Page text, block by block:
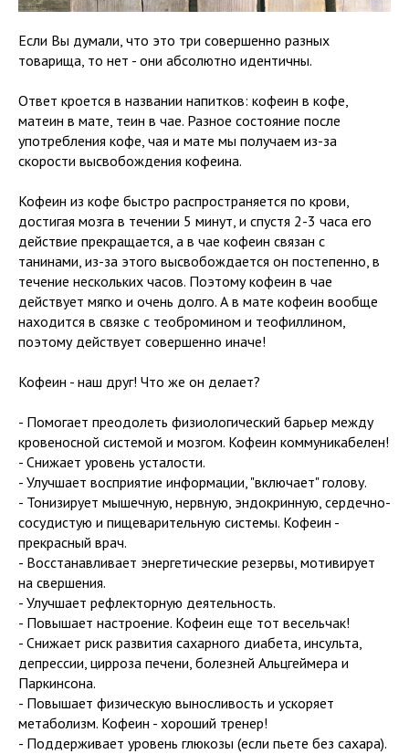
Если Вы думали, что это три совершенно разных
товарища, то нет - они абсолютно идентичны.
Ответ кроется в названии напитков: кофеин в кофе,
матеин в мате, теин в чае. Разное состояние после
употребления кофе, чая и мате мы получаем из-за
скорости высвобождения кофеина.
Кофеин из кофе быстро распространяется по крови,
достигая мозга в течении 5 минут, и спустя 2-3 часа его
действие прекращается, а в чае кофеин связан с
танинами, из-за этого высвобождается он постепенно, в
течение нескольких часов. Поэтому кофеин в чае
действует мягко и очень долго. А в мате кофеин вообще
находится в связке с теобромином и теофиллином,
поэтому действует совершенно иначе!
Кофеин - наш друг! Что же он делает?
- Помогает преодолеть физиологический барьер между
кровеносной системой и мозгом. Кофеин коммуникабелен!
- Снижает уровень усталости.
- Улучшает восприятие информации, "включает" голову.
- Тонизирует мышечную, нервную, эндокринную, сердечно-
сосудистую и пищеварительную системы. Кофеин -
прекрасный врач.
- Восстанавливает энергетические резервы, мотивирует
на свершения.
- Улучшает рефлекторную деятельность.
- Повышает настроение. Кофеин еще тот весельчак!
- Снижает риск развития сахарного диабета, инсульта,
депрессии, цирроза печени, болезней Альцгеймера и
Паркинсона.
- Повышает физическую выносливость и ускоряет
метаболизм. Кофеин - хороший тренер!
- Поддерживает уровень глюкозы (если пьете без сахара).